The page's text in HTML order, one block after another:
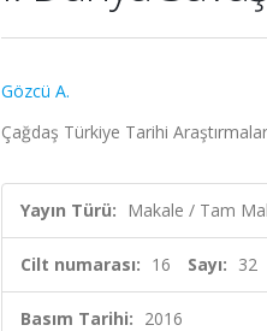
Gözcü A.
Çağdaş Türkiye Tarihi
Yayın Türü: Makale / Tam
Cilt numarası: 16 Sayı: 32
Basım Tarihi: 2016